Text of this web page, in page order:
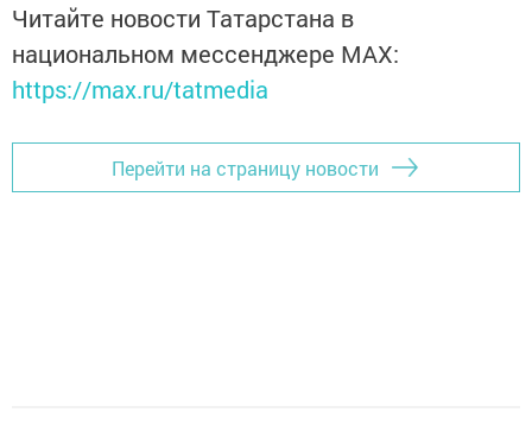
Читайте новости Татарстана в
национальном мессенджере MАХ:
https://max.ru/tatmedia
Перейти на страницу новости